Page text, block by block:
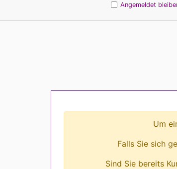
Angemeldet
Um
Falls Sie sich
Sind Sie bereits